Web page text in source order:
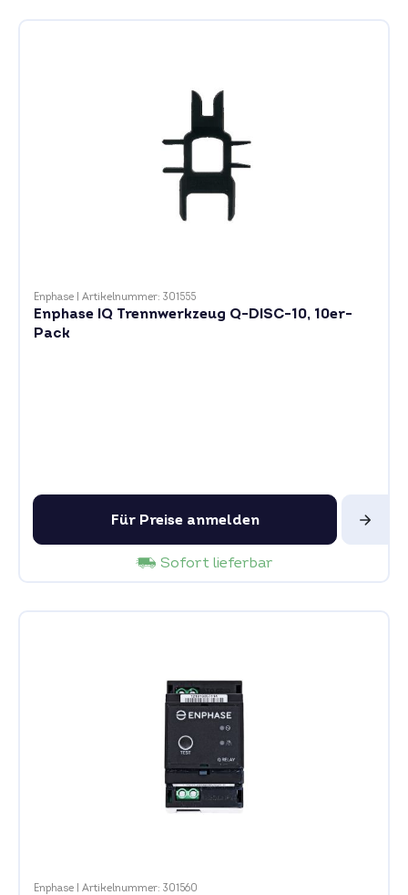
Enphase Artikelnummer: 301555
Enphase IQ Trennwerkzeug Q-DISC-10, 10er-
Pack
Für Preise anmelden
Sofort lieferbar
Enphase Artikelnummer: 301560